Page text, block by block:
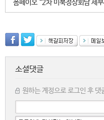
폼페이오 “2차 미북정상회담 세
소셜댓글
원하는 계정으로 로그인 후 댓